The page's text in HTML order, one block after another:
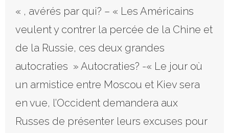
« , avérés par qui? – « Les Américains
veulent y contrer la percée de la Chine et
de la Russie, ces deux grandes
autocraties » Autocraties? -« Le jour où
un armistice entre Moscou et Kiev sera
en vue, l’Occident demandera aux
Russes de présenter leurs excuses pour